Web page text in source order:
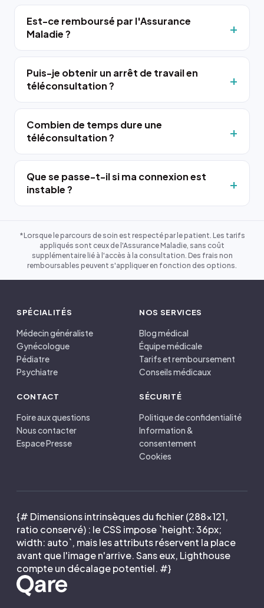
Est-ce remboursé par l'Assurance
Maladie ?
Puis-je obtenir un arrêt de travail en
téléconsultation ?
Combien de temps dure une
téléconsultation ?
Que se passe-t-il si ma connexion est
instable ?
*Lorsque le parcours de soin est respecté par le patient. Les tarifs
appliqués sont ceux de l'Assurance Maladie, sans coût
supplémentaire lié à l'accès à la consultation. Des frais non
remboursables peuvent s'appliquer en fonction des options.
SPÉCIALITÉS
Médecin généraliste
Gynécologue
Pédiatre
Psychiatre
NOS SERVICES
Blog médical
Équipe médicale
Tarifs et remboursement
Conseils médicaux
CONTACT
Foire aux questions
Nous contacter
Espace Presse
SÉCURITÉ
Politique de confidentialité
Information &
consentement
Cookies
{# Dimensions intrinsèques du fichier (288×121,
ratio conservé) : le CSS impose `height: 36px;
width: auto`, mais les attributs réservent la place
avant que l'image n'arrive. Sans eux, Lighthouse
compte un décalage potentiel. #}